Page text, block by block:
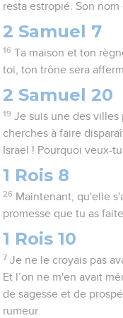
resta estropié. Son
2 Samuel 7
16 Ta maison et ton
toi, ton trône sera
2 Samuel 20
19 Je suis une des villes
cherches à faire
Israël ! Pourquoi veux-
1 Rois 8
26 Maintenant, qu'elle
promesse que tu as
1 Rois 10
7 Je ne le croyais pas
Et l’on ne m'en avait
de sagesse et de
rumeur.